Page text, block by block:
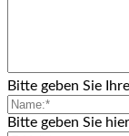
Bitte geben Sie
Bitte geben Sie